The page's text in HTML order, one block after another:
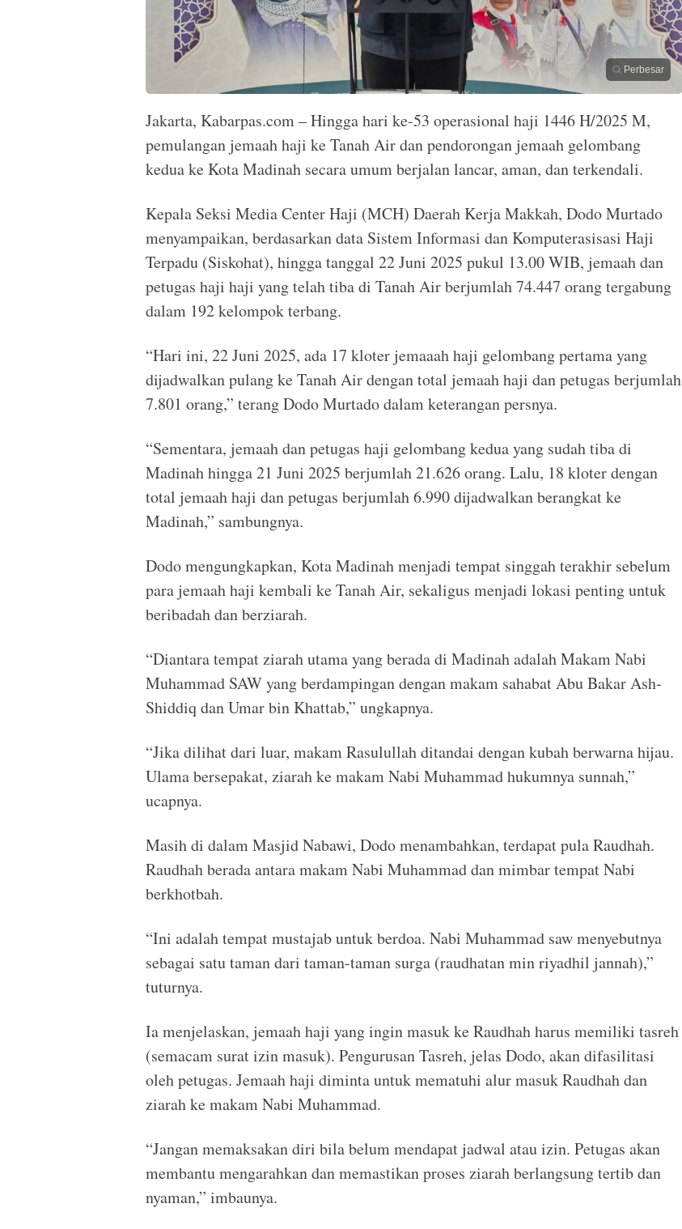
Perbesar
Jakarta, Kabarpas.com – Hingga hari ke-53 operasional haji 1446 H/2025 M,
pemulangan jemaah haji ke Tanah Air dan pendorongan jemaah gelombang
kedua ke Kota Madinah secara umum berjalan lancar, aman, dan terkendali.
Kepala Seksi Media Center Haji (MCH) Daerah Kerja Makkah, Dodo Murtado
menyampaikan, berdasarkan data Sistem Informasi dan Komputerasisasi Haji
Terpadu (Siskohat), hingga tanggal 22 Juni 2025 pukul 13.00 WIB, jemaah dan
petugas haji haji yang telah tiba di Tanah Air berjumlah 74.447 orang tergabung
dalam 192 kelompok terbang.
“Hari ini, 22 Juni 2025, ada 17 kloter jemaaah haji gelombang pertama yang
dijadwalkan pulang ke Tanah Air dengan total jemaah haji dan petugas berjumlah
7.801 orang,” terang Dodo Murtado dalam keterangan persnya.
“Sementara, jemaah dan petugas haji gelombang kedua yang sudah tiba di
Madinah hingga 21 Juni 2025 berjumlah 21.626 orang. Lalu, 18 kloter dengan
total jemaah haji dan petugas berjumlah 6.990 dijadwalkan berangkat ke
Madinah,” sambungnya.
Dodo mengungkapkan, Kota Madinah menjadi tempat singgah terakhir sebelum
para jemaah haji kembali ke Tanah Air, sekaligus menjadi lokasi penting untuk
beribadah dan berziarah.
“Diantara tempat ziarah utama yang berada di Madinah adalah Makam Nabi
Muhammad SAW yang berdampingan dengan makam sahabat Abu Bakar Ash-
Shiddiq dan Umar bin Khattab,” ungkapnya.
“Jika dilihat dari luar, makam Rasulullah ditandai dengan kubah berwarna hijau.
Ulama bersepakat, ziarah ke makam Nabi Muhammad hukumnya sunnah,”
ucapnya.
Masih di dalam Masjid Nabawi, Dodo menambahkan, terdapat pula Raudhah.
Raudhah berada antara makam Nabi Muhammad dan mimbar tempat Nabi
berkhotbah.
“Ini adalah tempat mustajab untuk berdoa. Nabi Muhammad saw menyebutnya
sebagai satu taman dari taman-taman surga (raudhatan min riyadhil jannah),”
tuturnya.
Ia menjelaskan, jemaah haji yang ingin masuk ke Raudhah harus memiliki tasreh
(semacam surat izin masuk). Pengurusan Tasreh, jelas Dodo, akan difasilitasi
oleh petugas. Jemaah haji diminta untuk mematuhi alur masuk Raudhah dan
ziarah ke makam Nabi Muhammad.
“Jangan memaksakan diri bila belum mendapat jadwal atau izin. Petugas akan
membantu mengarahkan dan memastikan proses ziarah berlangsung tertib dan
nyaman,” imbaunya.